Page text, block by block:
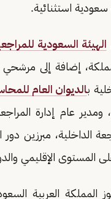
الهيئة السعودية
إضافة إلى مرشحي
بالديوان العام
ومدير عام إدارة
الداخلية، مبرزين
المستوى الإقليمي
العربية